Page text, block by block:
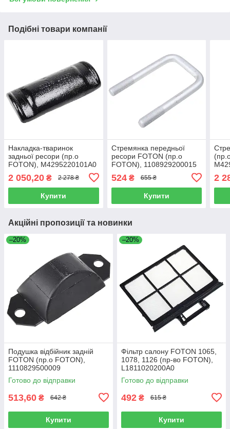
Подібні товари компанії
Накладка-тваринок
задньої ресори (пр.о
FOTON), M4295220101A0
2 050,20 ₴ 2 278 ₴
Купити
Стремянка передньої
ресори FOTON (пр.о
FOTON), 1108929200015
524₴ 655 ₴
Купити
2
Акційні пропозиції та новинки
–20%
Подушка відбійник задній
FOTON (пр.о FOTON),
1110829500009
Готово до відправки
513,60 ₴ 642 ₴
Купити
–20%
Фільтр салону FOTON 1065,
1078, 1126 (пр-во FOTON),
L1811020200A0
Готово до відправки
492 ₴ 615 ₴
Купити